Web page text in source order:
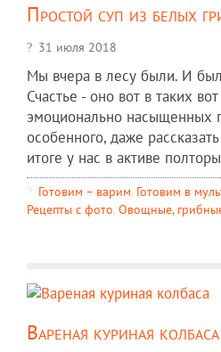
Простой суп из белых
31 июля 2018
Мы вчера в лесу были. И
Счастье - оно вот в таких
эмоционально насыщенных
особенного, даже
итоге у нас в активе
Готовим – варим, Готовим в
Рецепты c фото, Овощные,
Вареная куриная колбаса